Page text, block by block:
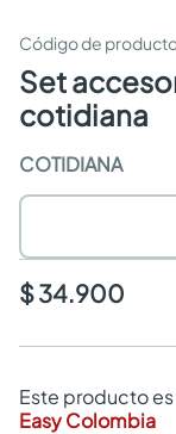
set accesorios baño gris 3 piezas
cotidiana
COTIDIANA
$ 34.900
Este producto
Easy Colombia
sanitarios
comedor
escritorio
comedores
armarios closet